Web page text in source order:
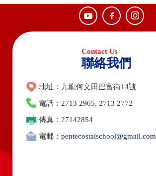
聯絡我們
地址：九龍何文田巴富街14號
電話：2713 2965, 2713 2772
傳真：27142854
電郵： pentecostalschool@gmail.com